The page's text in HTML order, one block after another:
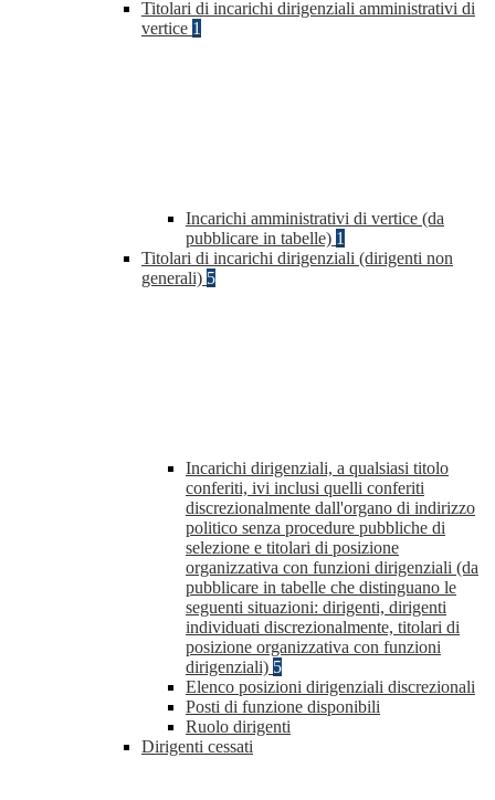
Titolari di incarichi dirigenziali amministrativi di
vertice 1
Incarichi amministrativi di vertice (da
pubblicare in tabelle) 1
Titolari di incarichi dirigenziali (dirigenti non
generali) 5
Incarichi dirigenziali, a qualsiasi titolo
conferiti, ivi inclusi quelli conferiti
discrezionalmente dall'organo di indirizzo
politico senza procedure pubbliche di
selezione e titolari di posizione
organizzativa con funzioni dirigenziali (da
pubblicare in tabelle che distinguano le
seguenti situazioni: dirigenti, dirigenti
individuati discrezionalmente, titolari di
posizione organizzativa con funzioni
dirigenziali) 5
Elenco posizioni dirigenziali discrezionali
Posti di funzione disponibili
Ruolo dirigenti
Dirigenti cessati